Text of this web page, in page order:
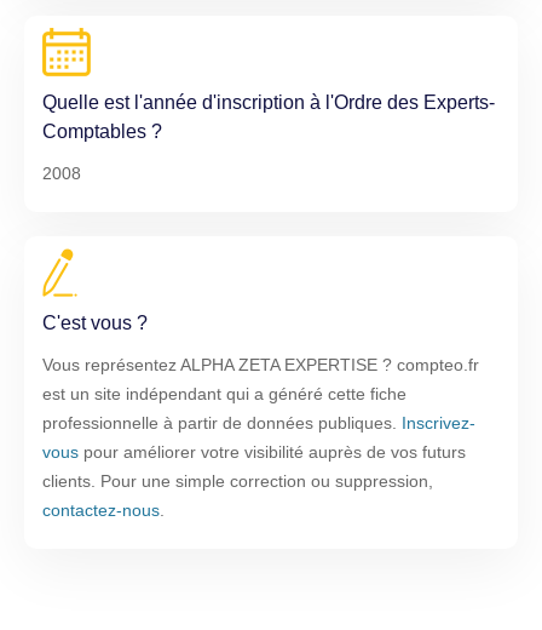
Quelle est l'année d'inscription à l'Ordre des Experts-
Comptables ?
2008
C'est vous ?
Vous représentez ALPHA ZETA EXPERTISE ? compteo.fr
est un site indépendant qui a généré cette fiche
professionnelle à partir de données publiques. Inscrivez-
vous pour améliorer votre visibilité auprès de vos futurs
clients. Pour une simple correction ou suppression,
contactez-nous